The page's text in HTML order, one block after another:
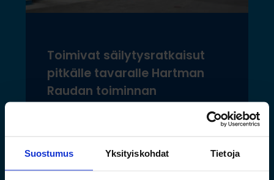
Suostumus Yksityiskohdat Tietoja
Toimivat säilytysratkaisut
pitkälle tavaralle Hartman
Raudan toiminnan
Lue lisää »